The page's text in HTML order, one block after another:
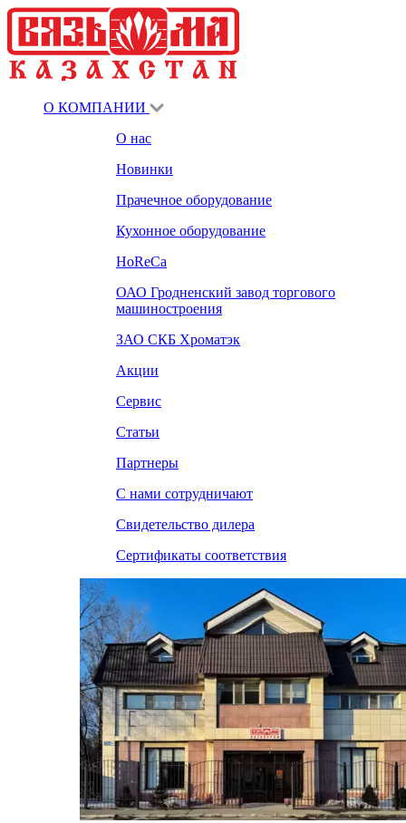
О КОМПАНИИ
О нас
Новинки
Прачечное оборудование
Кухонное оборудование
HoReCa
ОАО Гродненский завод торгового
машиностроения
ЗАО СКБ Хроматэк
Акции
Сервис
Статьи
Партнеры
С нами сотрудничают
Свидетельство дилера
Сертификаты соответствия